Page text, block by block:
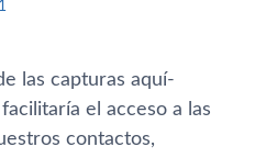
las capturas aquí­
el acceso a las
contactos,